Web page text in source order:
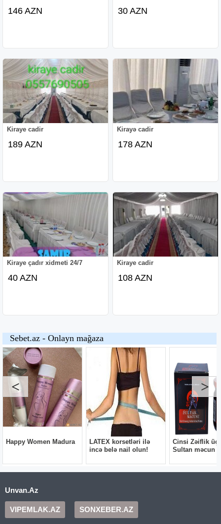
146 AZN 30 AZN
Kiraye cadir
189 AZN
Kirayə cadir
178 AZN
Kiraye çadır xidmeti 24/7
40 AZN
Kiraye cadir
108 AZN
Unvan.Az
VIPEMLAK.AZ SONXEBER.AZ